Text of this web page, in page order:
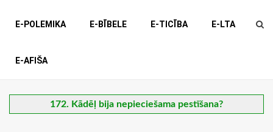
E-POLEMIKA E-BĪBELE E-TICĪBA E-LTA
E-AFIŠA
172. Kādēļ bija nepieciešama pestīšana?